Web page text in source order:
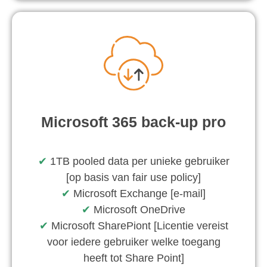
Microsoft 365 back-up pro
✔︎ 1TB pooled data per unieke gebruiker
[op basis van fair use policy]
✔︎ Microsoft Exchange [e-mail]
✔︎ Microsoft OneDrive
✔︎ Microsoft SharePiont [Licentie vereist
voor iedere gebruiker welke toegang
heeft tot Share Point]